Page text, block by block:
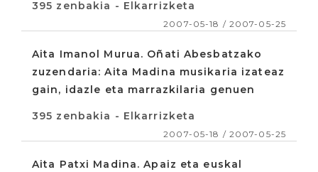
395 zenbakia - Elkarrizketa
2007-05-18 / 2007-05-25
Aita Imanol Murua. Oñati Abesbatzako
zuzendaria: Aita Madina musikaria izateaz
gain, idazle eta marrazkilaria genuen
395 zenbakia - Elkarrizketa
2007-05-18 / 2007-05-25
Aita Patxi Madina. Apaiz eta euskal